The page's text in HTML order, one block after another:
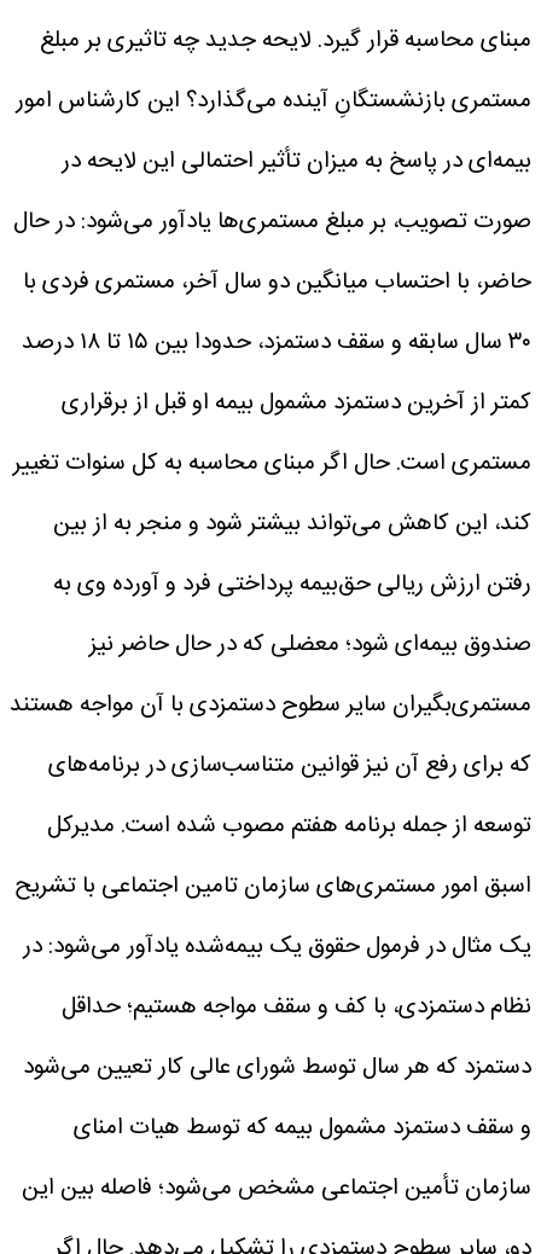
مبنای محاسبه قرار گیرد. لایحه جدید چه تاثیری بر مبلغ
مستمری‌ بازنشستگانِ آینده می‌گذارد؟ این کارشناس امور
بیمه‌ای در پاسخ به میزان تأثیر احتمالی این لایحه در
صورت تصویب، بر مبلغ مستمری‌ها یادآور می‌شود: در حال
حاضر، با احتساب میانگین دو سال آخر، مستمری فردی با
۳۰ سال سابقه و سقف دستمزد، حدودا بین ۱۵ تا ۱۸ درصد
کمتر از آخرین دستمزد مشمول بیمه او قبل از برقراری
مستمری است. حال اگر مبنای محاسبه به کل سنوات تغییر
کند، این کاهش می‌تواند بیشتر شود و منجر به از بین
رفتن ارزش ریالی حق‌بیمه پرداختی فرد و آورده وی به
صندوق بیمه‌ای شود؛ معضلی که در حال حاضر نیز
مستمری‌بگیران سایر سطوح دستمزدی با آن مواجه هستند
که برای رفع آن نیز قوانین متناسب‌سازی در برنامه‌های
توسعه از جمله برنامه هفتم مصوب شده است. مدیرکل
اسبق امور مستمری‌های سازمان تامین اجتماعی با تشریح
یک مثال در فرمول حقوق یک بیمه‌شده یادآور می‌شود: در
نظام دستمزدی، با کف و سقف مواجه هستیم؛ حداقل
دستمزد که هر سال توسط شورای عالی کار تعیین می‌شود
و سقف دستمزد مشمول بیمه که توسط هیات امنای
سازمان تأمین اجتماعی مشخص می‌شود؛ فاصله بین این